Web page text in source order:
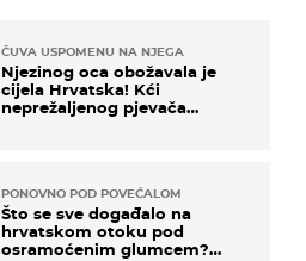
ČUVA USPOMENU NA NJEGA
Njezinog oca obožavala je
cijela Hrvatska! Kći
neprežaljenog pjevača
PONOVNO POD POVEĆALOM
Što se sve događalo na
hrvatskom otoku pod
osramoćenim glumcem?